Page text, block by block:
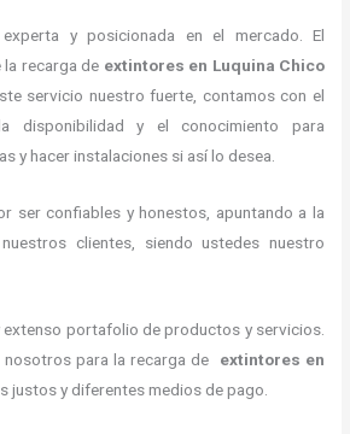
y posicionada en el mercado. El
recarga de extintores en Luquina Chico
servicio nuestro fuerte, contamos con el
disponibilidad y el conocimiento para
y hacer instalaciones si así lo desea.
ser confiables y honestos, apuntando a la
clientes, siendo ustedes nuestro
extenso portafolio de productos y servicios.
para la recarga de extintores en
justos y diferentes medios de pago.